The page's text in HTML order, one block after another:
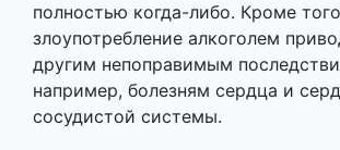
полностью когда-либо. Кроме
злоупотребление алкоголем
другим непоправимым
например, болезням сердца и
сосудистой системы.